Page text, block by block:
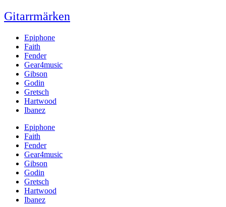
Gitarrmärken
Epiphone
Faith
Fender
Gear4music
Gibson
Godin
Gretsch
Hartwood
Ibanez
Epiphone
Faith
Fender
Gear4music
Gibson
Godin
Gretsch
Hartwood
Ibanez